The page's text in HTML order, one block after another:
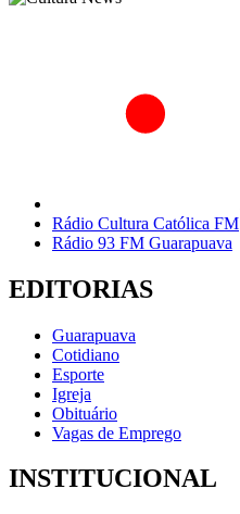
Rádio Cultura Católica FM
Rádio 93 FM Guarapuava
EDITORIAS
Guarapuava
Cotidiano
Esporte
Igreja
Obituário
Vagas de Emprego
INSTITUCIONAL